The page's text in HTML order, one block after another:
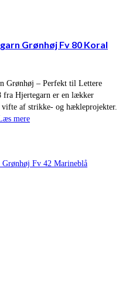
Grønhøj Fv 80 Koral
Grønhøj – Perfekt til Lettere
Hjertegarn er en lækker
af strikke- og hækleprojekter.
mere